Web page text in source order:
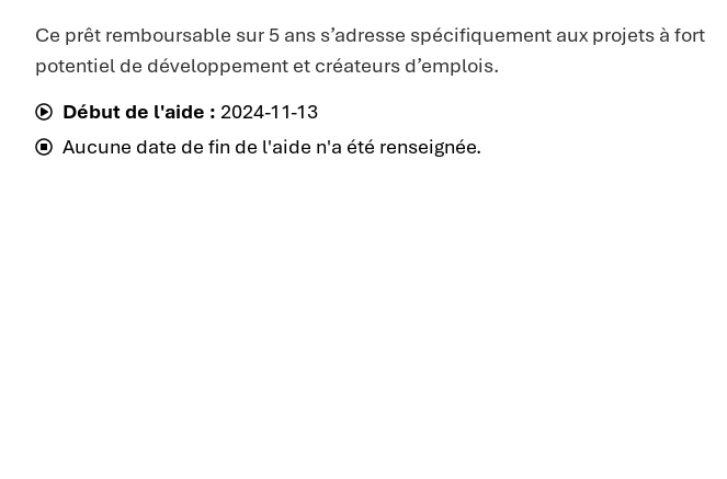
Ce prêt remboursable sur 5 ans s’adresse spécifiquement aux projets à fort
potentiel de développement et créateurs d’emplois.
Début de l'aide : 2024-11-13
Aucune date de fin de l'aide n'a été renseignée.